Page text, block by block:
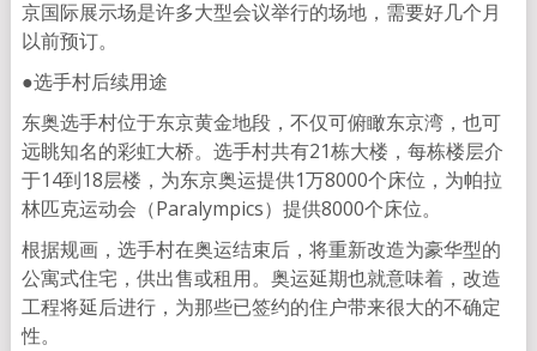
京国际展示场是许多大型会议举行的场地，需要好几个月
以前预订。
●选手村后续用途
东奥选手村位于东京黄金地段，不仅可俯瞰东京湾，也可
远眺知名的彩虹大桥。选手村共有21栋大楼，每栋楼层介
于14到18层楼，为东京奥运提供1万8000个床位，为帕拉
林匹克运动会（Paralympics）提供8000个床位。
根据规画，选手村在奥运结束后，将重新改造为豪华型的
公寓式住宅，供出售或租用。奥运延期也就意味着，改造
工程将延后进行，为那些已签约的住户带来很大的不确定
性。